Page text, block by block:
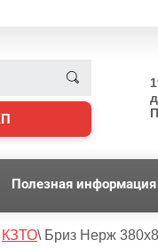
Полезная информация
КЗТО\ Бриз Нерж